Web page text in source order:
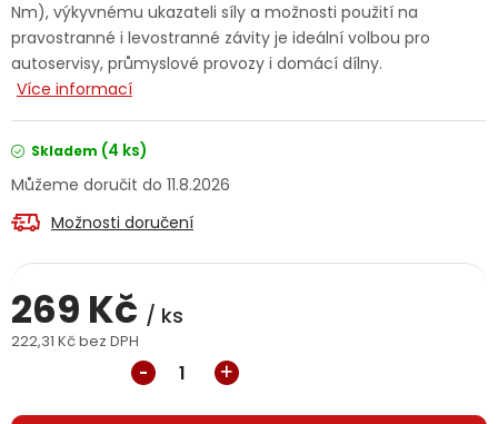
Jaký je aktuální stav mé objednávky?
Velkoobchodní spolupráce (B2B)
Servis nářadí
Doprava a platba Váš zákaznický účet
PODPORA
Reklamační formulář
Obchodní podmínky
Nm), výkyvnému ukazateli síly a možnosti použití na
pravostranné i levostranné závity je ideální volbou pro
autoservisy, průmyslové provozy i domácí dílny.
Více informací
Skladem (4 ks)
11.8.2026
Možnosti doručení
269 Kč / ks
222,31 Kč bez DPH